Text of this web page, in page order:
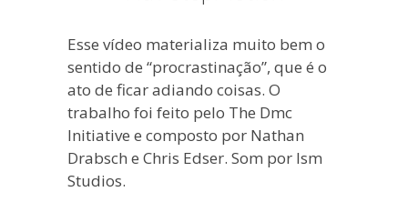
à
moda
antiga.
Esse vídeo materializa muito bem o
sentido de “procrastinação”, que é o
ato de ficar adiando coisas. O
trabalho foi feito pelo The Dmc
Initiative e composto por Nathan
Drabsch e Chris Edser. Som por Ism
Studios.